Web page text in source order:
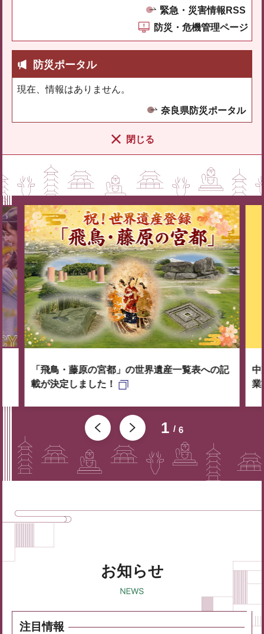
緊急・災害情報RSS
防災・危機管理ページ
防災ポータル
現在、情報はありません。
奈良県防災ポータル
閉じる
1 6
「飛鳥・藤原の宮都」の世界遺産一覧表への記
載が決定しました！
中
業
お知らせ
注目情報